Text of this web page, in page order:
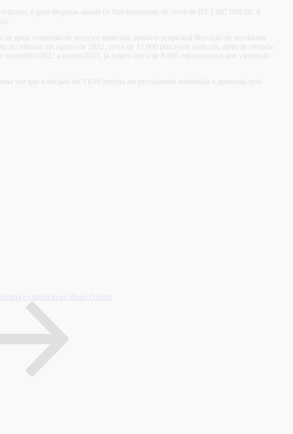
e gera despesas anuais de funcionamento de cerca de R$ 1.687.000,00. A
gerar economia de recursos materiais, também propiciará liberação de servidores
do tribunal em agosto de 2022, cerca de 12.000 processos cada um, além de elevada
2022 a março/2023, já julgou cerca de 8.665 mil processos que vieram do
vez que a decisão do TRF6 precisa ser previamente submetida e aprovada pelo
e comércio no Plano Diretor